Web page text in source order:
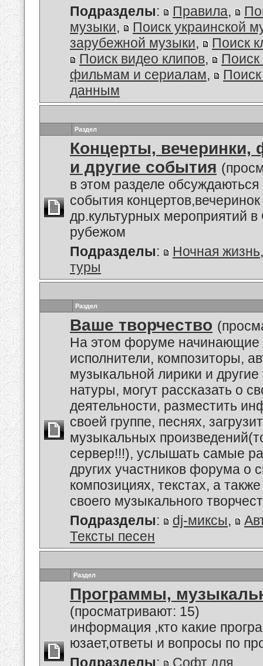
Подразделы: Правила,
музыки,
Поиск украинской
зарубежной музыки,
Поиск
Поиск видео клипов,
Поиск
фильмам и сериалам,
данным
Раздел
Концерты, вечеринки,
и другие события
в этом разделе
события
др.культурных мероприятий
рубежом
Подразделы: Ночная жизнь
туры
Раздел
Ваше творчество
На этом форуме начинающие
исполнители, композиторы,
музыкальной лирики и другие
натуры, могут рассказать о
деятельности, разместить
своей группе, песнях,
музыкальных
сервер!!!), услышать самые
других участников форума о
композициях, текстах, а
своего музыкального
Подразделы: dj-миксы,
Тексты песен
Раздел
Программы,
(просматривают: 15)
информация ,кто какие
юзает,ответы и вопросы по
Подразделы: Софт для